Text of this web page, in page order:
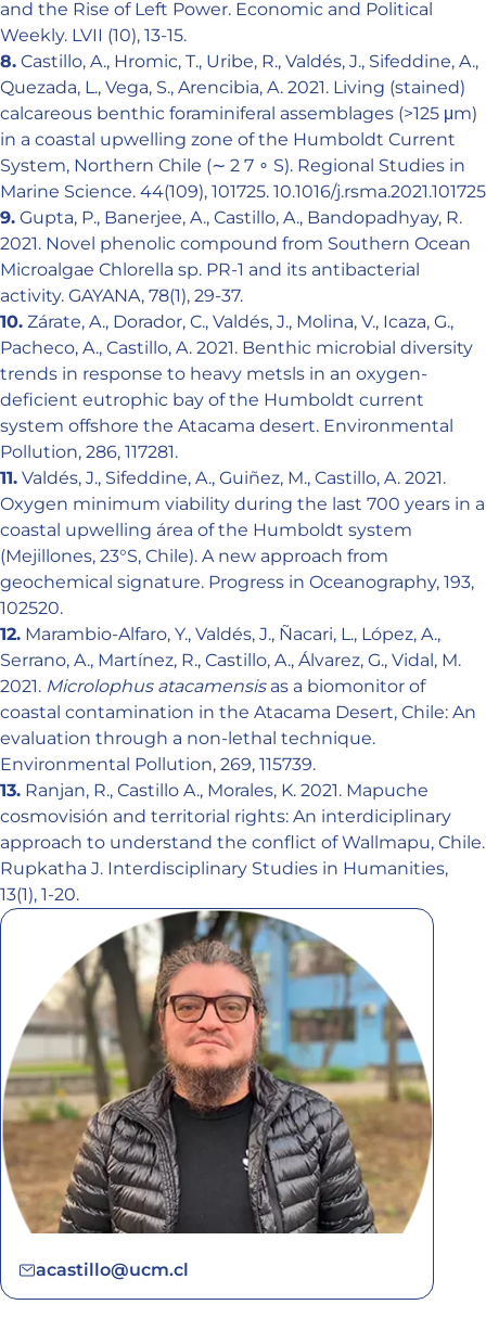
and the Rise of Left Power. Economic and Political
Weekly. LVII (10), 13-15.
8. Castillo, A., Hromic, T., Uribe, R., Valdés, J., Sifeddine, A.,
Quezada, L., Vega, S., Arencibia, A. 2021. Living (stained)
calcareous benthic foraminiferal assemblages (>125 μm)
in a coastal upwelling zone of the Humboldt Current
System, Northern Chile (∼ 2 7 ∘ S). Regional Studies in
Marine Science. 44(109), 101725. 10.1016/j.rsma.2021.101725
9. Gupta, P., Banerjee, A., Castillo, A., Bandopadhyay, R.
2021. Novel phenolic compound from Southern Ocean
Microalgae Chlorella sp. PR-1 and its antibacterial
activity. GAYANA, 78(1), 29-37.
10. Zárate, A., Dorador, C., Valdés, J., Molina, V., Icaza, G.,
Pacheco, A., Castillo, A. 2021. Benthic microbial diversity
trends in response to heavy metsls in an oxygen-
deficient eutrophic bay of the Humboldt current
system offshore the Atacama desert. Environmental
Pollution, 286, 117281.
11. Valdés, J., Sifeddine, A., Guiñez, M., Castillo, A. 2021.
Oxygen minimum viability during the last 700 years in a
coastal upwelling área of the Humboldt system
(Mejillones, 23°S, Chile). A new approach from
geochemical signature. Progress in Oceanography, 193,
102520.
12. Marambio-Alfaro, Y., Valdés, J., Ñacari, L., López, A.,
Serrano, A., Martínez, R., Castillo, A., Álvarez, G., Vidal, M.
2021. Microlophus atacamensisas a biomonitor of
coastal contamination in the Atacama Desert, Chile: An
evaluation through a non-lethal technique.
Environmental Pollution, 269, 115739.
13. Ranjan, R., Castillo A., Morales, K. 2021. Mapuche
cosmovisión and territorial rights: An interdiciplinary
approach to understand the conflict of Wallmapu, Chile.
Rupkatha J. Interdisciplinary Studies in Humanities,
13(1), 1-20.
acastillo@ucm.cl